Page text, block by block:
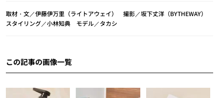
取材・文／伊藤伊万里（ライトアウェイ） 撮影／坂下丈洋（BYTHEWAY）
スタイリング／小林知典 モデル／タカシ
この記事の画像一覧